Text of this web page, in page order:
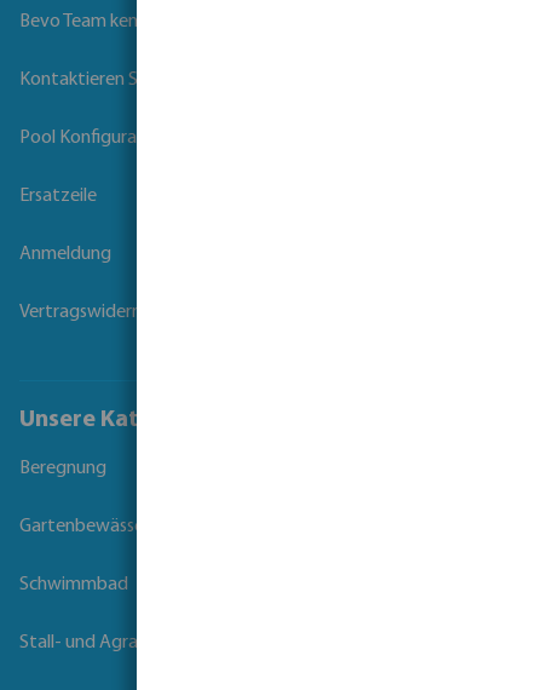
Bevo Team kennenlernen
Kontaktieren Sie uns
Pool Konfigurator
Ersatzeile
Anmeldung
Vertragswiderruf
Unsere Kataloge
Beregnung
Gartenbewässerung
Schwimmbad
Stall- und Agrartechnik